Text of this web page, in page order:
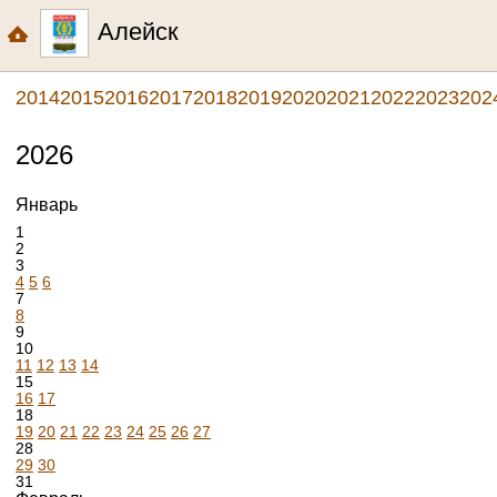
Алейск
2014201520162017201820192020202120222023
2026
Январь
1
2
3
4 5 6
7
8
9
10
11 12 13 14
15
16 17
18
19 20 21 22 23 24 25 26 27
28
29 30
31